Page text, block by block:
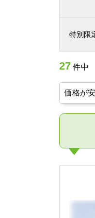
特別限
27 件中